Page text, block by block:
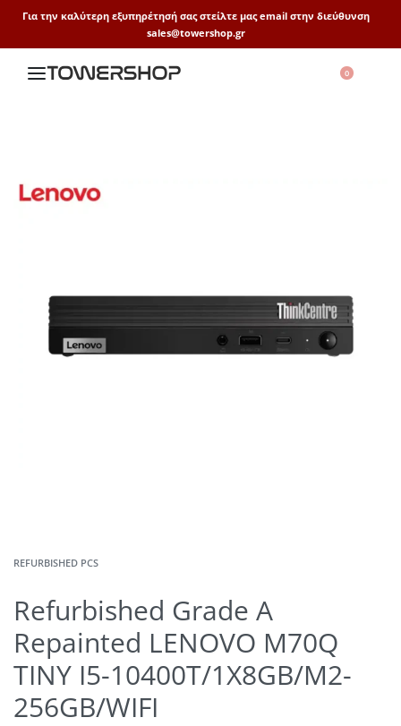
Για την καλύτερη εξυπηρέτησή σας στείλτε μας email στην διεύθυνση
sales@towershop.gr
0
REFURBISHED PCS
Refurbished Grade A
Repainted LENOVO M70Q
TINY I5-10400T/1X8GB/M2-
256GB/WIFI